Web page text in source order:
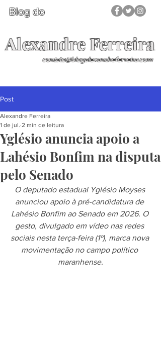
Blog do
Alexandre Ferreira
contato@blogalexandreferreira.com
Post
Yglésio anuncia apoio a
Lahésio Bonfim na disputa
pelo Senado
Alexandre Ferreira
1 de jul. 2 min de leitura
O deputado estadual Yglésio Moyses
anunciou apoio à pré-candidatura de
Lahésio Bonfim ao Senado em 2026. O
gesto, divulgado em vídeo nas redes
sociais nesta terça-feira (1º), marca nova
movimentação no campo político
maranhense.